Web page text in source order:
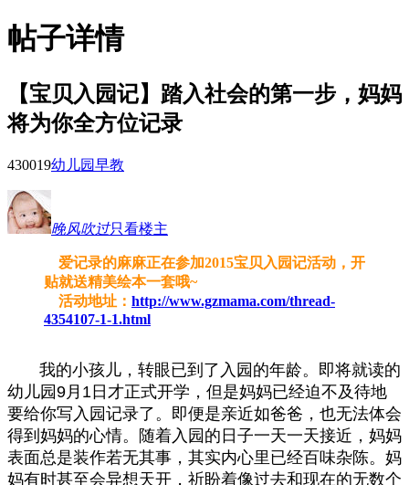
帖子详情
【宝贝入园记】踏入社会的第一步，妈妈
将为你全方位记录
430019幼儿园早教
晚风吹过只看楼主
爱记录的麻麻正在参加2015宝贝入园记活动，开
贴就送精美绘本一套哦~
活动地址： http://www.gzmama.com/thread-
4354107-1-1.html
我的小孩儿，转眼已到了入园的年龄。即将就读的
幼儿园9月1日才正式开学，但是妈妈已经迫不及待地
要给你写入园记录了。即便是亲近如爸爸，也无法体会
得到妈妈的心情。随着入园的日子一天一天接近，妈妈
表面总是装作若无其事， 其实内心里已经百味杂陈。妈
妈有时甚至会异想天开 ，祈盼着像过去和现在的无数个